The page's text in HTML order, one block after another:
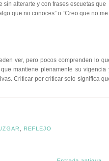
sin alterarte y con frases escuetas que
que no conoces” o “Creo que no me
ver, pero pocos comprenden lo
mantiene plenamente su vigencia
Criticar por criticar solo significa
REFLEJO